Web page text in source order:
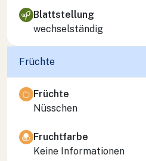
Blattstellung
wechselständig
Früchte
Früchte
Nüsschen
Fruchtfarbe
Keine Informationen